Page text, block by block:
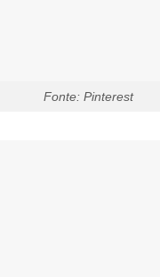
Fonte: Pinterest